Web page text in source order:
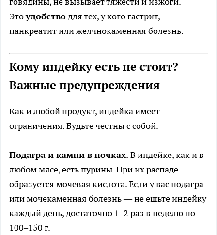
Этоудобстводля тех, у кого гастрит,
панкреатит или желчнокаменная болезнь.
Кому индейку есть не стоит?
Важные предупреждения
Как и любой продукт, индейка имеет
ограничения. Будьте честны с собой.
Подагра и камни в почках.В индейке, как и в
любом мясе, есть пурины. При их распаде
образуется мочевая кислота. Если у вас подагра
или мочекаменная болезнь — не ешьте индейку
каждый день, достаточно 1–2 раз в неделю по
100–150 г.